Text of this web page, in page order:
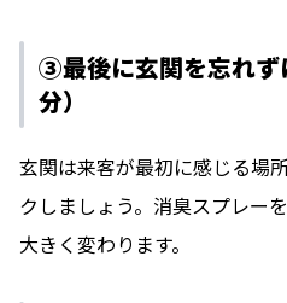
③最後に玄関を忘れず
分）
玄関は来客が最初に感じる場
クしましょう。消臭スプレー
大きく変わります。